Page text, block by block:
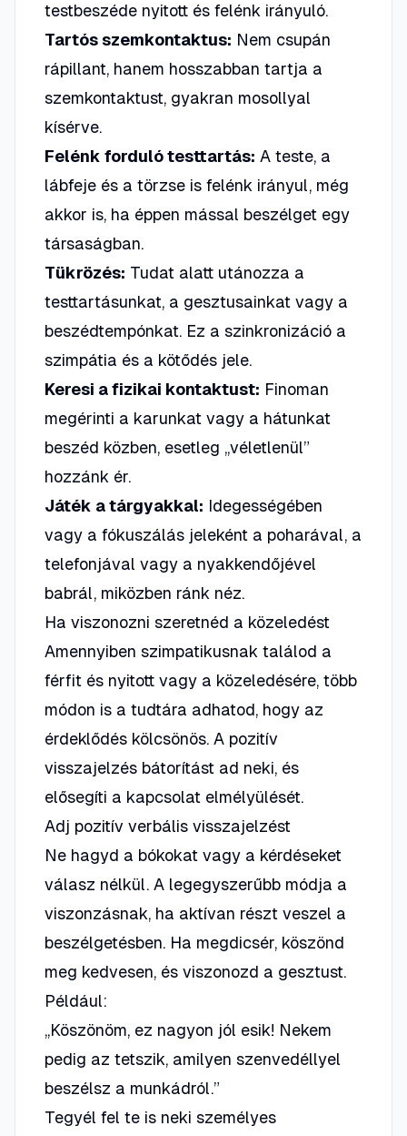
testbeszéde nyitott és felénk irányuló.
Tartós szemkontaktus: Nem csupán
rápillant, hanem hosszabban tartja a
szemkontaktust, gyakran mosollyal
kísérve.
Felénk forduló testtartás: A teste, a
lábfeje és a törzse is felénk irányul, még
akkor is, ha éppen mással beszélget egy
társaságban.
Tükrözés: Tudat alatt utánozza a
testtartásunkat, a gesztusainkat vagy a
beszédtempónkat. Ez a szinkronizáció a
szimpátia és a kötődés jele.
Keresi a fizikai kontaktust: Finoman
megérinti a karunkat vagy a hátunkat
beszéd közben, esetleg „véletlenül”
hozzánk ér.
Játék a tárgyakkal: Idegességében
vagy a fókuszálás jeleként a poharával, a
telefonjával vagy a nyakkendőjével
babrál, miközben ránk néz.
Ha viszonozni szeretnéd a közeledést
Amennyiben szimpatikusnak találod a
férfit és nyitott vagy a közeledésére, több
módon is a tudtára adhatod, hogy az
érdeklődés kölcsönös. A pozitív
visszajelzés bátorítást ad neki, és
elősegíti a kapcsolat elmélyülését.
Adj pozitív verbális visszajelzést
Ne hagyd a bókokat vagy a kérdéseket
válasz nélkül. A legegyszerűbb módja a
viszonzásnak, ha aktívan részt veszel a
beszélgetésben. Ha megdicsér, köszönd
meg kedvesen, és viszonozd a gesztust.
Például:
„Köszönöm, ez nagyon jól esik! Nekem
pedig az tetszik, amilyen szenvedéllyel
beszélsz a munkádról.”
Tegyél fel te is neki személyes